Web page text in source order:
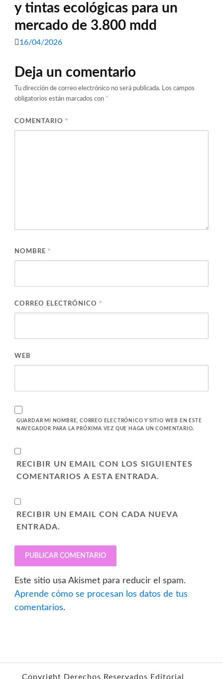
y tintas ecológicas para un
mercado de 3.800 mdd
16/04/2026
Deja un comentario
Tu dirección de correo electrónico no será publicada. Los campos
obligatorios están marcados con *
COMENTARIO *
NOMBRE *
CORREO ELECTRÓNICO *
WEB
GUARDAR MI NOMBRE, CORREO ELECTRÓNICO Y SITIO WEB EN ESTE
NAVEGADOR PARA LA PRÓXIMA VEZ QUE HAGA UN COMENTARIO.
RECIBIR UN EMAIL CON LOS SIGUIENTES
COMENTARIOS A ESTA ENTRADA.
RECIBIR UN EMAIL CON CADA NUEVA
ENTRADA.
Este sitio usa Akismet para reducir el spam.
Aprende cómo se procesan los datos de tus
comentarios.
Copyright Derechos Reservados Editorial